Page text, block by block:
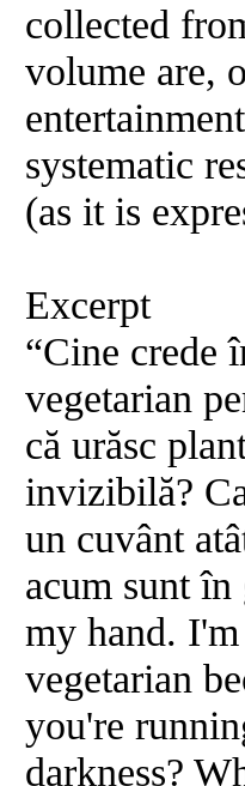
collected
volume are,
systematic
(as it is
Excerpt
“Cine crede
vegetarian
că urăsc
invizibilă?
un cuvânt
acum sunt
my hand.
vegetarian
you're
darkness?